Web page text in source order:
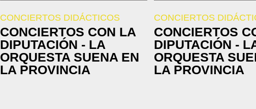
CONCIERTOS DIDÁCTICOS
CONCIERTOS CON LA
DIPUTACIÓN - LA
ORQUESTA SUENA EN
LA PROVINCIA
CONCIERTOS
CONCIERTOS
DIPUTACIÓN -
ORQUESTA
LA PROVINCIA